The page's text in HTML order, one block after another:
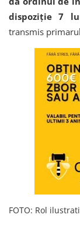
dispoziție 7
transmis
FOTO: Rol